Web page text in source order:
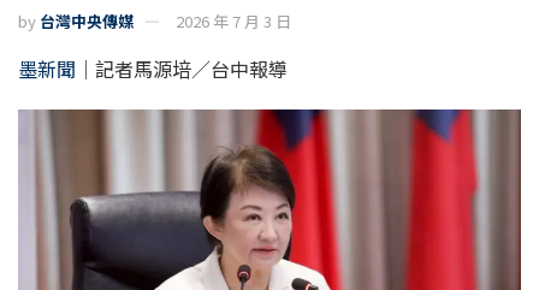
by 台灣中央傳媒 2026 年 7 月 3 日
墨新聞 ｜記者馬源培／台中報導